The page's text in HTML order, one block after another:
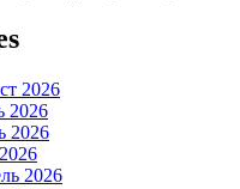
2026
2026
2026
2026